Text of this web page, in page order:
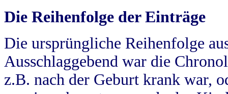
Die Reihenfolge der Einträge
Die ursprüngliche Reihenfolge
Ausschlaggebend war die
z.B. nach der Geburt krank war,